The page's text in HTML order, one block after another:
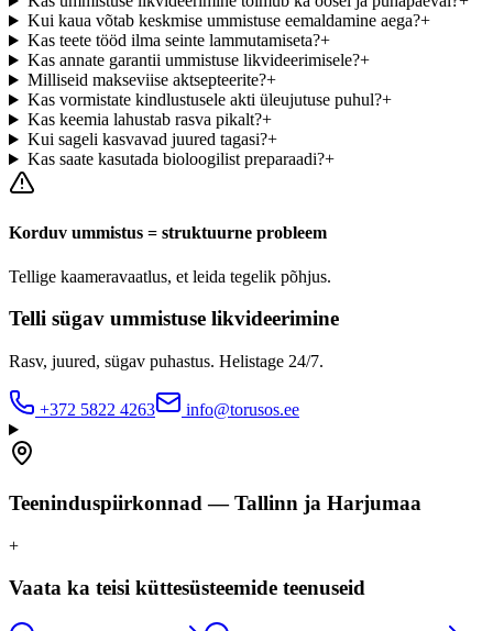
Kui kaua võtab keskmise ummistuse eemaldamine aega?+
Kas teete tööd ilma seinte lammutamiseta?+
Kas annate garantii ummistuse likvideerimisele?+
Milliseid makseviise aktsepteerite?+
Kas vormistate kindlustusele akti üleujutuse puhul?+
Kas keemia lahustab rasva pikalt?+
Kui sageli kasvavad juured tagasi?+
Kas saate kasutada bioloogilist preparaadi?+
Korduv ummistus = struktuurne probleem
Tellige kaameravaatlus, et leida tegelik põhjus.
Telli sügav ummistuse likvideerimine
Rasv, juured, sügav puhastus. Helistage 24/7.
+372 5822 4263 info@torusos.ee
Teeninduspiirkonnad — Tallinn ja Harjumaa
+
Vaata ka teisi küttesüsteemide teenuseid